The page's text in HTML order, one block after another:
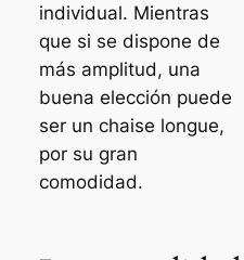
individual. Mientras
que si se dispone de
más amplitud, una
buena elección puede
ser un chaise longue,
por su gran
comodidad.